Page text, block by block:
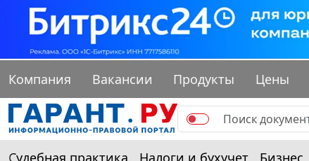
Компания Вакансии Продукты Цены